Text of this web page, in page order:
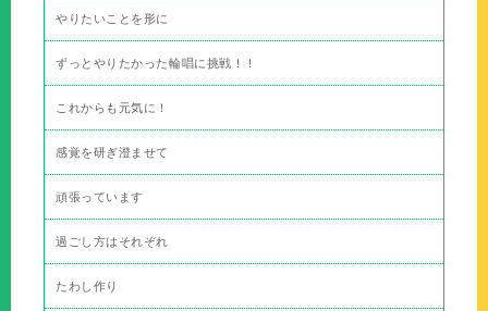
やりたいことを形に
ずっとやりたかった輪唱に挑戦！！
これからも元気に！
感覚を研ぎ澄ませて
頑張っています
過ごし方はそれぞれ
たわし作り